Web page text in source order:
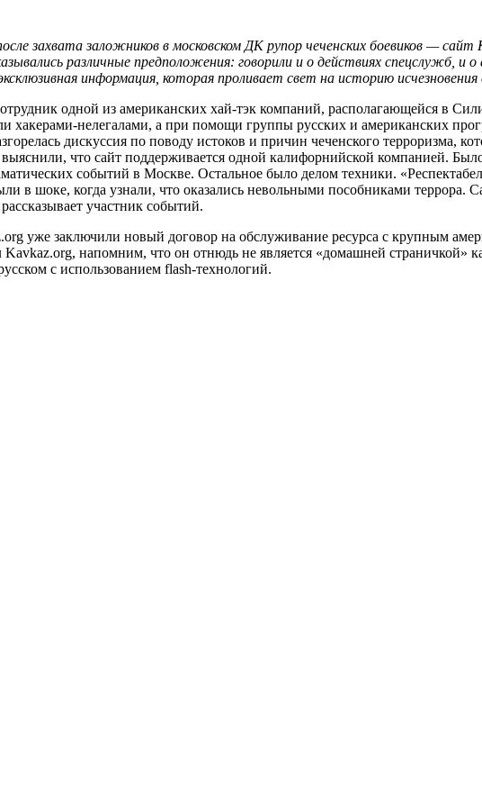
захвата заложников в московском ДК рупор чеченских боевиков —
различные предположения: говорили и о действиях спецслужб, и
информация, которая проливает свет на историю
одной из американских хай-тэк компаний, располагающейся в
хакерами-нелегалами, а при помощи группы русских и американских
дискуссия по поводу истоков и причин чеченского терроризма,
что сайт поддерживается одной калифорнийской компанией.
событий в Москве. Остальное было делом техники.
в шоке, когда узнали, что оказались невольными пособниками террора.
участник событий.
уже заключили новый договор на обслуживание ресурса с крупным
Kavkaz.org, напомним, что он отнюдь не является «домашней страничкой»
с использованием flash-технологий.